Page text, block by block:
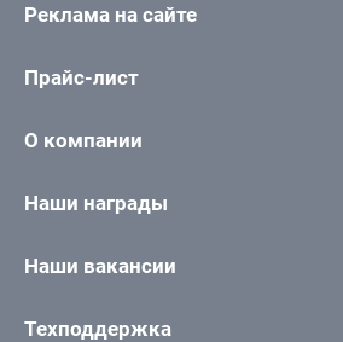
Реклама на сайте
Прайс-лист
О компании
Наши награды
Наши вакансии
Техподдержка